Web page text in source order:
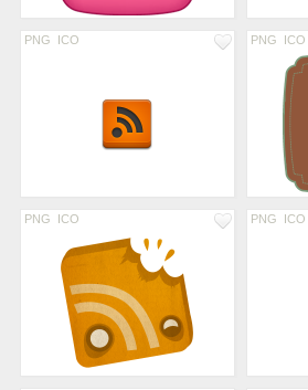
PNG ICO PNG ICO
PNG ICO PNG ICO